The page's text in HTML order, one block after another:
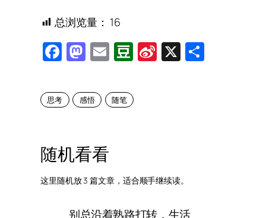
总浏览量： 16
Facebook
Mastodon
EmailDouban
Sina
X
思考 感悟 随笔
随机看看
这里随机放 3 篇文章，适合顺手继续读。
别总沿着熟路打转，生活